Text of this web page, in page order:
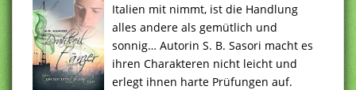
Italien mit nimmt, ist die Handlung
alles andere als gemütlich und
sonnig… Autorin S. B. Sasori macht es
ihren Charakteren nicht leicht und
erlegt ihnen harte Prüfungen auf.